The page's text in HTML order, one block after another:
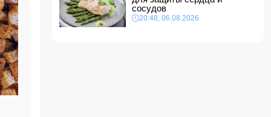
сосудов
20:48, 06.08.2026